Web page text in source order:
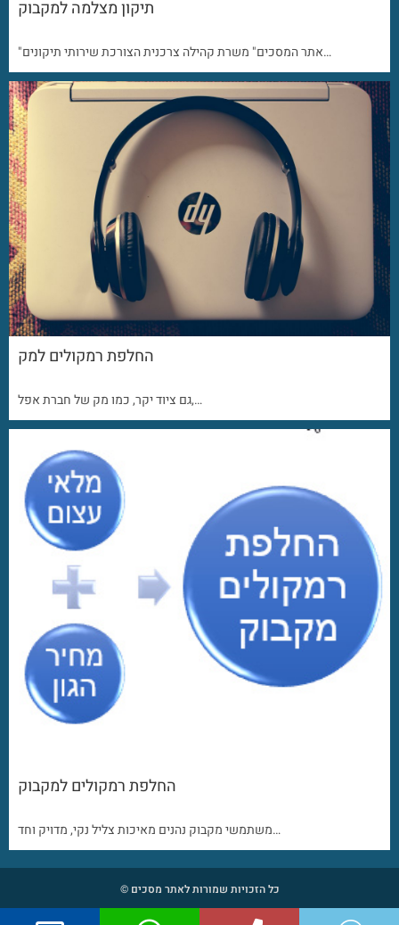
תיקון מצלמה למקבוק
"אתר המסכים" משרת קהילה צרכנית הצורכת שירותי תיקונים…
החלפת רמקולים למק
גם ציוד יקר, כמו מק של חברת אפל,…
החלפת רמקולים למקבוק
משתמשי מקבוק נהנים מאיכות צליל נקי, מדויק וחד…
כל הזכויות שמורות לאתר מסכים ©